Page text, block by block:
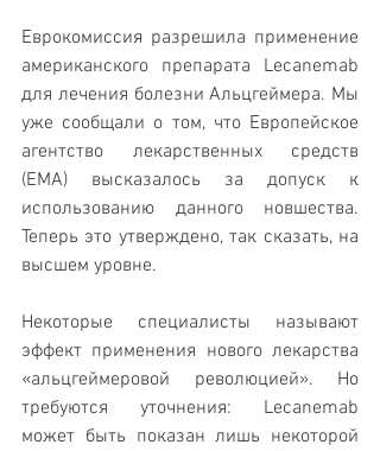
Еврокомиссия разрешила применение
американского препарата Lecanemab
для лечения болезни Альцгеймера. Мы
уже сообщали о том, что Европейское
агентство лекарственных средств
(ЕМА) высказалось за допуск к
использованию данного новшества.
Теперь это утверждено, так сказать, на
высшем уровне.
Некоторые специалисты называют
эффект применения нового лекарства
«альцгеймеровой революцией». Но
требуются уточнения: Lecanemab
может быть показан лишь некоторой